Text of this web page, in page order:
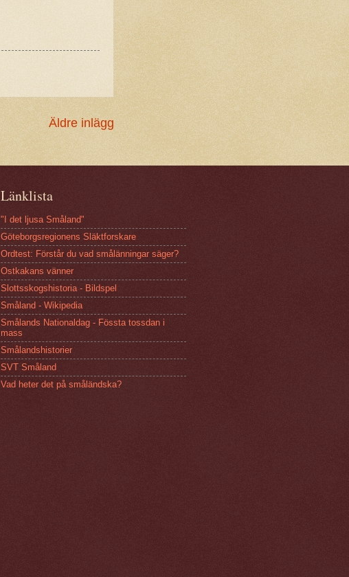
Äldre inlägg
Länklista
"I det ljusa Småland"
Göteborgsregionens Släktforskare
Ordtest: Förstår du vad smålänningar säger?
Ostkakans vänner
Slottsskogshistoria - Bildspel
Småland - Wikipedia
Smålands Nationaldag - Fössta tossdan i
mass
Smålandshistorier
SVT Småland
Vad heter det på småländska?